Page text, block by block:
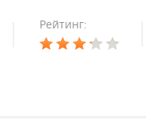
Рейтинг: